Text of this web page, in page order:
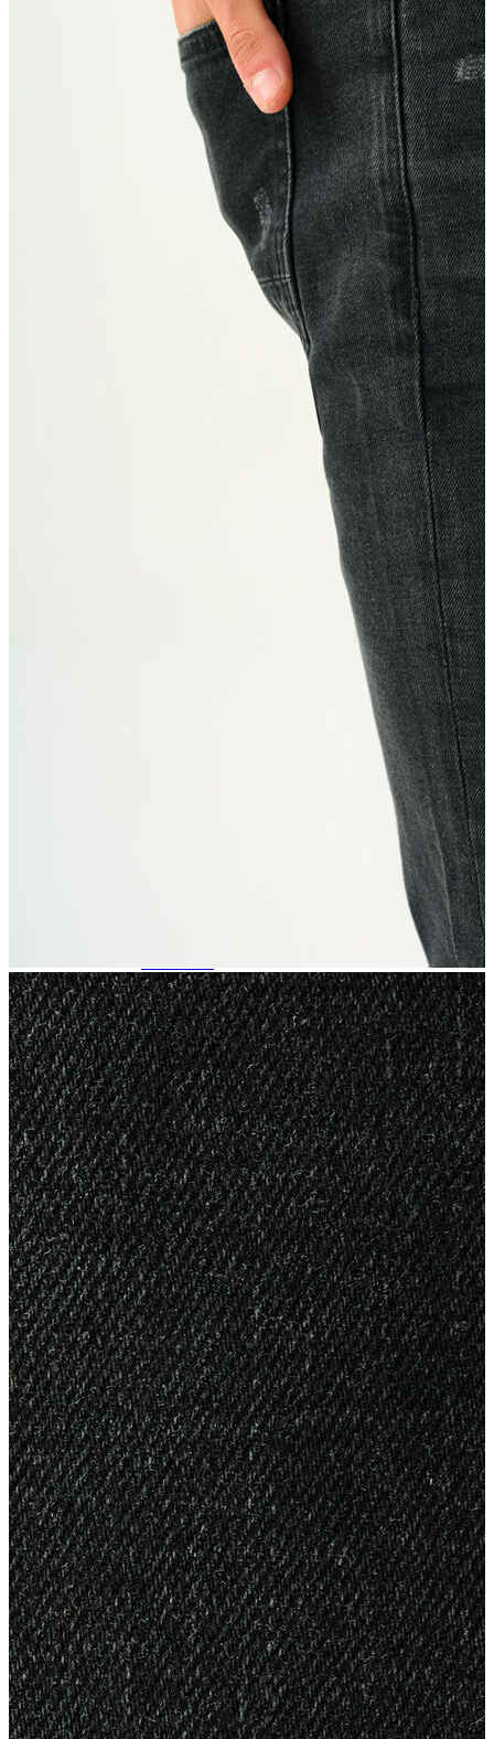
Atlet
Elbise
Eşofman Altı
Kazak
Yağmurluk
Trenchcoat
Kazak
Yelek
Eşofman Altı
Bikini/Mayo
Tulum
Dış Giyim
Dış Giyim
Yağmurluk
Trenchcoat
Mont
Ceket
Erkek
Erkek
Öne Çıkanlar
Öne Çıkanlar
Yaz Ürünleri
İndirimdekiler
Online Özel Koleksiyon
Giyim
Giyim
Jean Pantolon
Pantolon
Gömlek
Sweatshirt
T-shirt
Polo
Şort
Deniz Şortu
Atlet
Hırka
Eşofman Altı
Yağmurluk
Dış Giyim
Dış Giyim
Mont
Ceket
Kaban
Trenchcoat